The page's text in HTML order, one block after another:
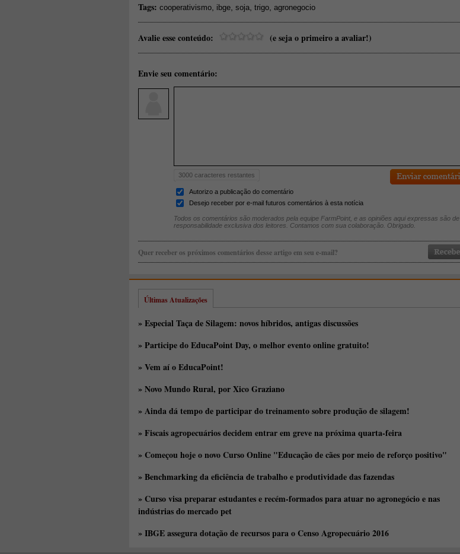
Tags: cooperativismo ibge soja trigo agronegocio
Avalie esse conteúdo: (e seja o primeiro a avaliar!)
Envie seu comentário:
3000 caracteres restantes
Autorizo a publicação do comentário
Desejo receber por e-mail futuros comentários à esta notícia
Todos os comentários são moderados pela equipe FarmPoint, e as opiniões aqui expressas são de
responsabilidade exclusiva dos leitores. Contamos com sua colaboração. Obrigado.
Quer receber os próximos comentários desse artigo em seu e-mail?
Últimas Atualizações
» Especial Taça de Silagem: novos híbridos, antigas discussões
» Participe do EducaPoint Day, o melhor evento online gratuito!
» Vem aí o EducaPoint!
» Novo Mundo Rural, por Xico Graziano
» Ainda dá tempo de participar do treinamento sobre produção de silagem!
» Fiscais agropecuários decidem entrar em greve na próxima quarta-feira
» Começou hoje o novo Curso Online "Educação de cães por meio de reforço positivo"
» Benchmarking da eficiência de trabalho e produtividade das fazendas
» Curso visa preparar estudantes e recém-formados para atuar no agronegócio e nas
indústrias do mercado pet
» IBGE assegura dotação de recursos para o Censo Agropecuário 2016